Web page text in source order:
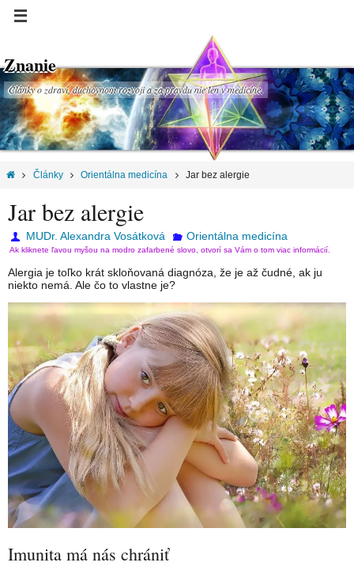
Znanie
Články o zdraví, duchovnom rozvoji a za pravdu nie len v medicíne.
Články Orientálna medicína Jar bez alergie
Jar bez alergie
MUDr. Alexandra Vosátková Orientálna medicína
Ak kliknete ľavou myšou na modro zafarbené slovo, otvorí sa Vám o tom viac informácií.
Alergia je toľko krát skloňovaná diagnóza, že je až čudné, ak ju
niekto nemá. Ale čo to vlastne je?
Imunita má nás chrániť